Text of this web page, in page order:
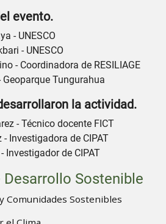
evento.
- UNESCO
- UNESCO
- Coordinadora de RESILIAGE
Tungurahua
la actividad.
- Técnico docente FICT
- Investigadora de CIPAT
Investigador de CIPAT
Sostenible
Comunidades Sostenibles